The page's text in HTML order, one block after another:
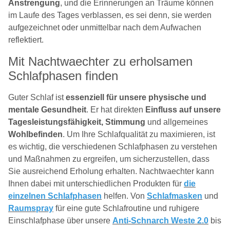
Anstrengung, und die Erinnerungen an Träume können
im Laufe des Tages verblassen, es sei denn, sie werden
aufgezeichnet oder unmittelbar nach dem Aufwachen
reflektiert.
Mit Nachtwaechter zu erholsamen
Schlafphasen finden
Guter Schlaf istessenziell für unsere physische und
mentale Gesundheit. Er hat direkten Einfluss auf unsere
Tagesleistungsfähigkeit, Stimmung und allgemeines
Wohlbefinden. Um Ihre Schlafqualität zu maximieren, ist
es wichtig, die verschiedenen Schlafphasen zu verstehen
und Maßnahmen zu ergreifen, um sicherzustellen, dass
Sie ausreichend Erholung erhalten. Nachtwaechter kann
Ihnen dabei mit unterschiedlichen Produkten für die
einzelnen Schlafphasen helfen. Von Schlafmasken und
Raumspray für eine gute Schlafroutine und ruhigere
Einschlafphase über unsere Anti-Schnarch Weste 2.0 bis